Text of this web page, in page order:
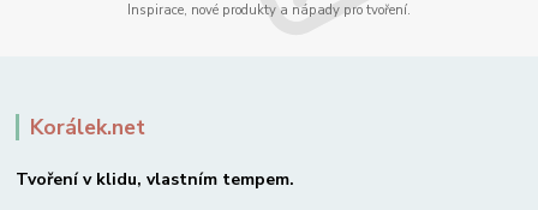
Inspirace, nové produkty a nápady pro tvoření.
Korálek.net
Tvoření v klidu, vlastním tempem.